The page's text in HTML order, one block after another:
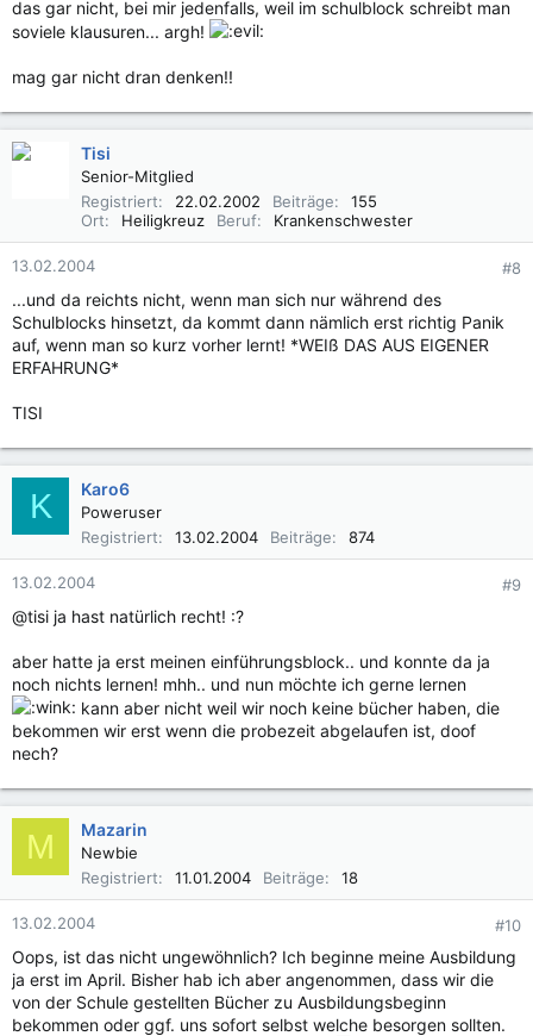
das gar nicht, bei mir jedenfalls, weil im schulblock schreibt man
soviele klausuren... argh!
mag gar nicht dran denken!!
Tisi
Senior-Mitglied
Registriert
22.02.2002 Beiträge
155
Ort
Heiligkreuz Beruf Krankenschwester
13.02.2004 #8
...und da reichts nicht, wenn man sich nur während des
Schulblocks hinsetzt, da kommt dann nämlich erst richtig Panik
auf, wenn man so kurz vorher lernt! *WEIß DAS AUS EIGENER
ERFAHRUNG*
TISI
K Karo6
Poweruser
Registriert
13.02.2004 Beiträge 874
13.02.2004 #9
@tisi ja hast natürlich recht! :?
aber hatte ja erst meinen einführungsblock.. und konnte da ja
noch nichts lernen! mhh.. und nun möchte ich gerne lernen
kann aber nicht weil wir noch keine bücher haben, die
bekommen wir erst wenn die probezeit abgelaufen ist, doof
nech?
M Mazarin
Newbie
Registriert
11.01.2004 Beiträge 18
13.02.2004 #10
Oops, ist das nicht ungewöhnlich? Ich beginne meine Ausbildung
ja erst im April. Bisher hab ich aber angenommen, dass wir die
von der Schule gestellten Bücher zu Ausbildungsbeginn
bekommen oder ggf. uns sofort selbst welche besorgen sollten.